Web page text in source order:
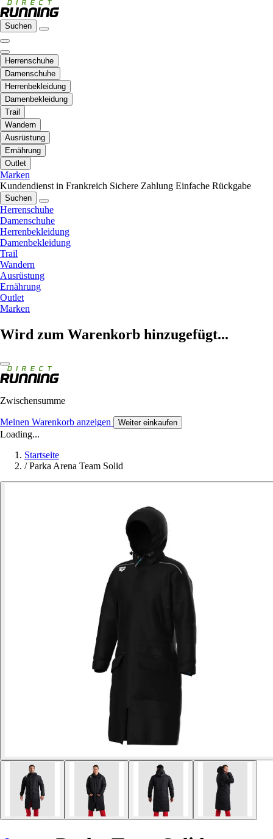
Suchen
Herrenschuhe
Damenschuhe
Herrenbekleidung
Damenbekleidung
Trail
Wandern
Ausrüstung
Ernährung
Outlet
Marken
Kundendienst in Frankreich Sichere Zahlung Einfache Rückgabe
Suchen
Herrenschuhe
Damenschuhe
Herrenbekleidung
Damenbekleidung
Trail
Wandern
Ausrüstung
Ernährung
Outlet
Marken
Wird zum Warenkorb hinzugefügt...
Zwischensumme
Meinen Warenkorb anzeigen Weiter einkaufen
Loading...
Startseite
/ Parka Arena Team Solid